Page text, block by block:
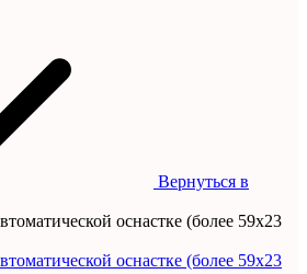
Вернуться в